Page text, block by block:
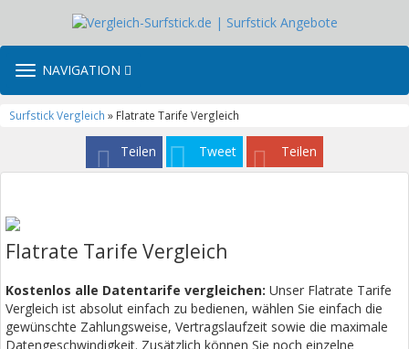
TOGGLE
NAVIGATION
Surfstick Vergleich » Flatrate Tarife Vergleich
Teilen Tweet Teilen
Flatrate Tarife Vergleich
Kostenlos alle Datentarife vergleichen: Unser Flatrate Tarife
Vergleich ist absolut einfach zu bedienen, wählen Sie einfach die
gewünschte Zahlungsweise, Vertragslaufzeit sowie die maximale
Datengeschwindigkeit. Zusätzlich können Sie noch einzelne